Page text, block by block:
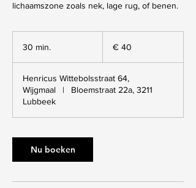
lichaamszone zoals nek, lage rug, of benen.
30 min.
i
n
.
€ 40
Henricus Wittebolsstraat 64,
Wijgmaal
|
Bloemstraat 22a, 3211
Lubbeek
Nu boeken